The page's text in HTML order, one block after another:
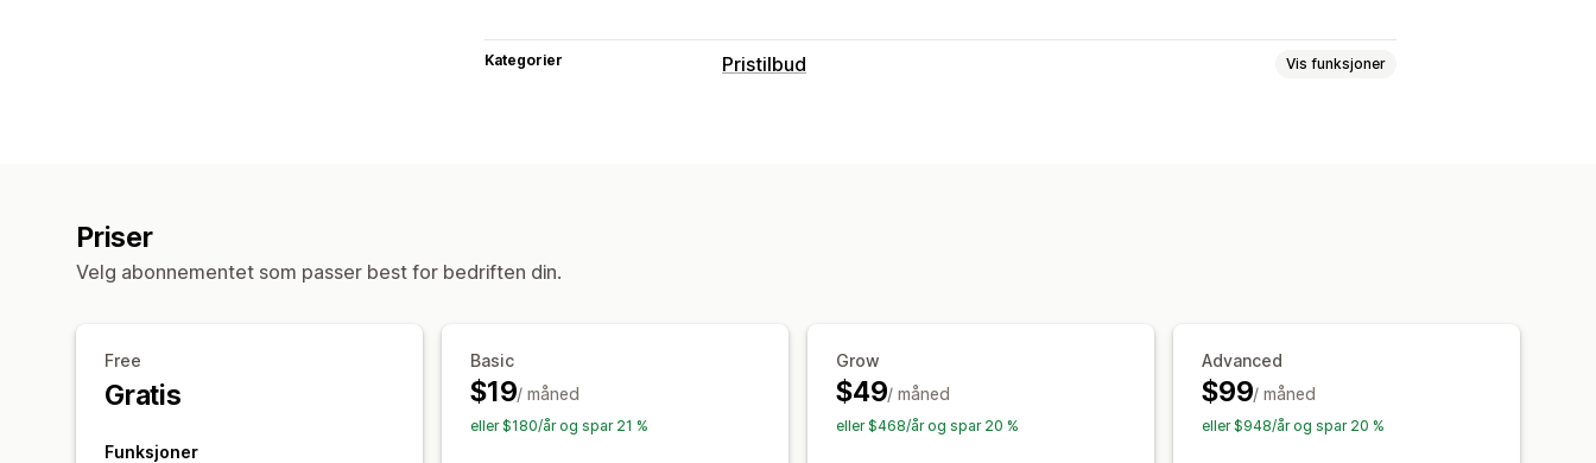
Kategorier Pristilbud Vis funksjoner
Administratorvarsler
E-postmaler E-postvarsler
Priser
Velg abonnementet som passer best for bedriften din.
Free
Gratis
Funksjoner
Basic
$19/ måned
eller $180/år og spar 21 %
Grow
$49/ måned
eller $468/år og spar 20 %
Advanced
$99/ måned
eller $948/år og spar 20 %